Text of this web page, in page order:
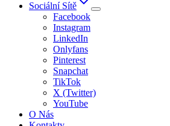
Sociální Sítě
Facebook
Instagram
LinkedIn
Onlyfans
Pinterest
Snapchat
TikTok
X (Twitter)
YouTube
O Nás